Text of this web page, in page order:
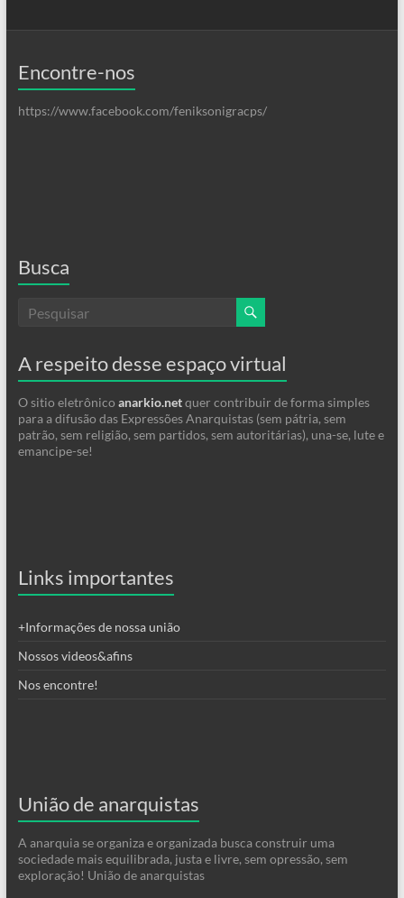
Encontre-nos
https://www.facebook.com/feniksonigracps/
Busca
A respeito desse espaço virtual
O sitio eletrônico anarkio.netquer contribuir de forma simples
para a difusão das Expressões Anarquistas (sem pátria, sem
patrão, sem religião, sem partidos, sem autoritárias), una-se, lute e
emancipe-se!
Links importantes
+Informações de nossa união
Nossos videos&afins
Nos encontre!
União de anarquistas
A anarquia se organiza e organizada busca construir uma
sociedade mais equilibrada, justa e livre, sem opressão, sem
exploração! União de anarquistas